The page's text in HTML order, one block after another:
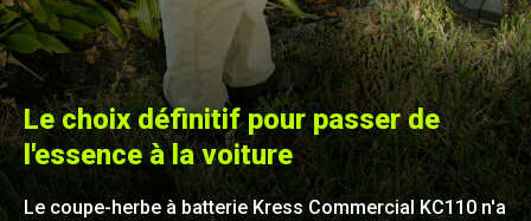
Le choix définitif pour passer de
l'essence à la voiture
Le coupe-herbe à batterie Kress Commercial KC110 n'a